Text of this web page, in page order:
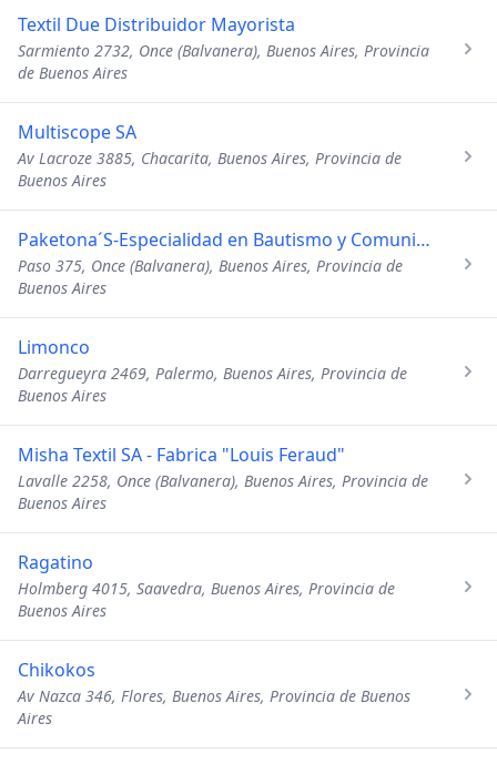
Textil Due Distribuidor Mayorista
Sarmiento 2732, Once (Balvanera), Buenos Aires, Provincia
de Buenos Aires
Multiscope SA
Av Lacroze 3885, Chacarita, Buenos Aires, Provincia de
Buenos Aires
Paketona´S-Especialidad en Bautismo y Comunion
Paso 375, Once (Balvanera), Buenos Aires, Provincia de
Buenos Aires
Limonco
Darregueyra 2469, Palermo, Buenos Aires, Provincia de
Buenos Aires
Misha Textil SA - Fabrica "Louis Feraud"
Lavalle 2258, Once (Balvanera), Buenos Aires, Provincia de
Buenos Aires
Ragatino
Holmberg 4015, Saavedra, Buenos Aires, Provincia de
Buenos Aires
Chikokos
Av Nazca 346, Flores, Buenos Aires, Provincia de Buenos
Aires